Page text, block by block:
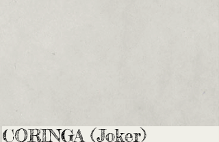
CORINGA (Joker)